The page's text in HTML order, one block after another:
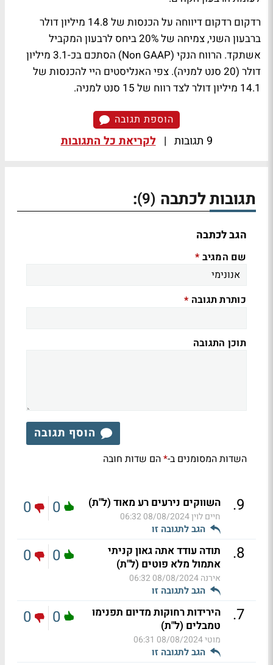
רדקום רדקום דיווחה על הכנסות של 14.8 מיליון דולר
ברבעון השני, צמיחה של 20% ביחס לרבעון המקביל
אשתקד. הרווח הנקי (Non GAAP) הסתכם בכ-3.1 מיליון
דולר (20 סנט למניה). צפי האנליסטים היי להכנסות של
14.1 מיליון דולר לצד רווח של 15 סנט למניה.
הוספת תגובה
9 תגובות | לקריאת כל התגובות
תגובות לכתבה (9)
:
הגב לכתבה
שם המגיב *
כותרת תגובה *
תוכן התגובה
הוסף תגובה
השדות המסומנים ב-*הם שדות חובה
9
. השווקים נירעים רע מאוד (ל"ת)
חיים לוין08/08/2024 06:32
הגב לתגובה זו
0
0
8
.
תודה עודד אתה גאון קניתי
אתמול מלא פוטים (ל"ת)
אירנה08/08/2024 06:32
הגב לתגובה זו
0
0
7
.
הירידות רחוקות מדיום תפנימו
טמבלים (ל"ת)
מוטי08/08/2024 06:31
הגב לתגובה זו
0
0